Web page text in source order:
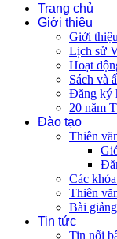
Trang chủ
Giới thiệu
Giới
Lịch sử
Hoạt
Sách và
Đăng ký
20 năm
Đào tạo
Thiên
Các
Thiên
Bài
Tin tức
Tin nổi